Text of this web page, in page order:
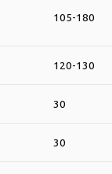
105-180
120-130
30
30